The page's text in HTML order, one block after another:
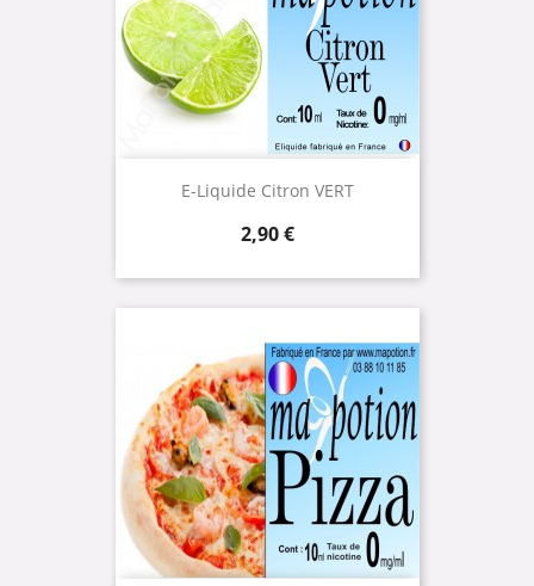
E-Liquide Citron VERT
Prix
2,90 €